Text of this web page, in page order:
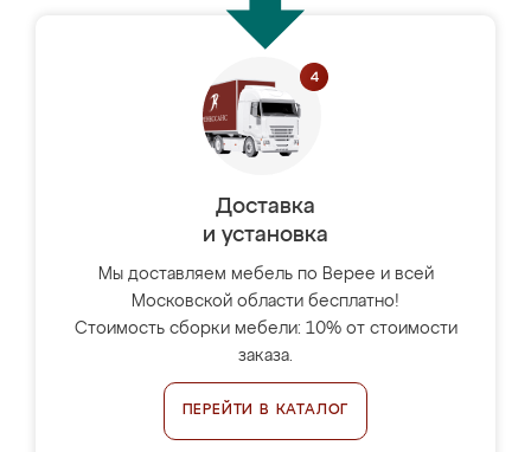
Доставка
и установка
Мы доставляем мебель по Верее и всей
Московской области бесплатно!
Стоимость сборки мебели: 10% от стоимости
заказа.
ПЕРЕЙТИ В КАТАЛОГ